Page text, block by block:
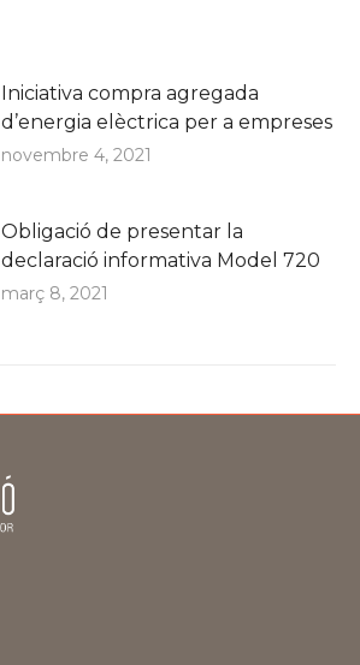
Iniciativa compra agregada
d’energia elèctrica per a empreses
novembre 4, 2021
Obligació de presentar la
declaració informativa Model 720
març 8, 2021